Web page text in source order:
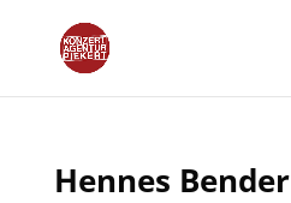
Hennes Bender